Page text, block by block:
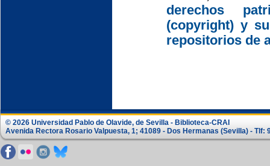
derechos
(copyright) y
repositorios de
© 2026 Universidad Pablo de Olavide, de Sevilla - Biblioteca-CRAI
Avenida Rectora Rosario Valpuesta, 1; 41089 - Dos Hermanas (Sevilla) - Tlf: